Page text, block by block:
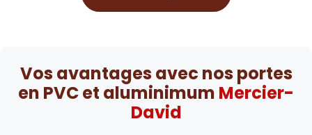
Vos avantages avec nos portes
en PVC et aluminimum Mercier-
David